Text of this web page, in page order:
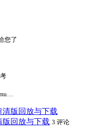
您了
版回放与下载 3 评论